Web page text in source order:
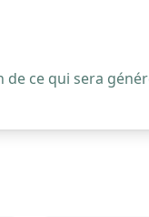
ce qui sera